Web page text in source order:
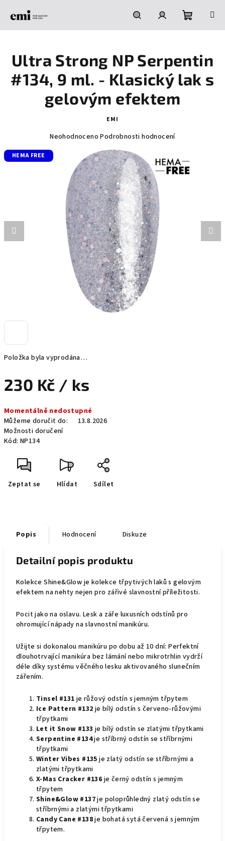
HledatPřihlášeníNákupní
košík
Položka byla vyprodána…
230 Kč / ks
cena:
Momentálně nedostupné
Můžeme doručit do:
13.8.2026
Možnosti doručení
Kód: NP134
Zeptat se Hlídat Sdílet
Ultra Strong NP Serpentin
#134, 9 ml. - Klasický lak s
gelovým efektem
EMI
Průměrné
produktu
hvězdiček.
Neohodnoceno Podrobnosti hodnocení
HEMA FREE
Popis Hodnocení Diskuze
Detailní popis produktu
Kolekce Shine&Glow je kolekce třpytivých laků s gelovým
efektem na nehty nejen pro zářivé slavnostní příležitosti.
Pocit jako na oslavu. Lesk a záře luxusních odstínů pro
ohromující nápady na slavnostní manikúru.
Užijte si dokonalou manikúru po dobu až 10 dní: Perfektní
dlouhotrvající manikúra bez lámání nebo mikrotrhlin vydrží
déle díky systému věčného lesku aktivovaného slunečním
zářením.
Tinsel #131je růžový odstín s jemným třpytem
Ice Pattern #132je bílý odstín s červeno-růžovými
třpytkami
Let it Snow #133 je bílý odstín se zlatými třpytkami
Serpentine #134je stříbrný odstín se stříbrnými
třpytkami
Winter Vibes #135je zlatý odstín se stříbrnými a
zlatými třpytkami
X-Mas Cracker #136je černý odstín s jemným
třpytem
Shine&Glow #137je poloprůhledný zlatý odstín se
stříbrnými a zlatými třpytkami
Candy Cane #138je bohatá sytá červená s jemným
třpytem.